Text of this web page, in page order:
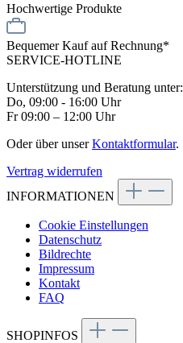
Hochwertige Produkte
Bequemer Kauf auf Rechnung*
SERVICE-HOTLINE
Unterstützung und Beratung unter:
Do, 09:00 - 16:00 Uhr
Fr 09:00 – 12:00 Uhr
Oder über unserKontaktformular.
Vertrag widerrufen
INFORMATIONEN
Cookie Einstellungen
Datenschutz
Bildrechte
Impressum
Kontakt
FAQ
SHOPINFOS